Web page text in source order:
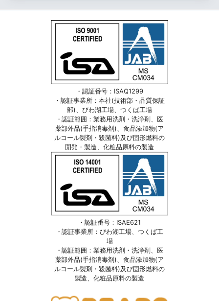
・認証番号：ISAQ1299
・認証事業所：本社(技術部・品質保証
部)、びわ湖工場、つくば工場
・認証範囲：業務用洗剤・洗浄剤、医
薬部外品(手指消毒剤)、食品添加物(ア
ルコール製剤・殺菌料)及び固形燃料の
開発・製造、化粧品原料の製造
・認証番号：ISAE621
・認証事業所：びわ湖工場、つくば工
場
・認証範囲：業務用洗剤・洗浄剤、医
薬部外品(手指消毒剤)、食品添加物(ア
ルコール製剤・殺菌料)及び固形燃料の
製造、化粧品原料の製造